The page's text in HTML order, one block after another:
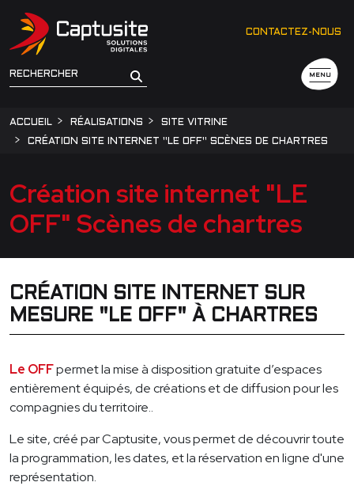
CONTACTEZ-NOUS
MENU
ACCUEIL RÉALISATIONS
SITE VITRINE
CRÉATION SITE INTERNET "LE OFF" SCÈNES DE CHARTRES
Création site internet "LE
OFF" Scènes de chartres
CRÉATION SITE INTERNET SUR
MESURE "LE OFF" À CHARTRES
Le OFFpermet la mise à disposition gratuite d’espaces
entièrement équipés, de créations et de diffusion pour les
compagnies du territoire..
Le site, créé par Captusite, vous permet de découvrir toute
la programmation, les dates, et la réservation en ligne d'une
représentation.